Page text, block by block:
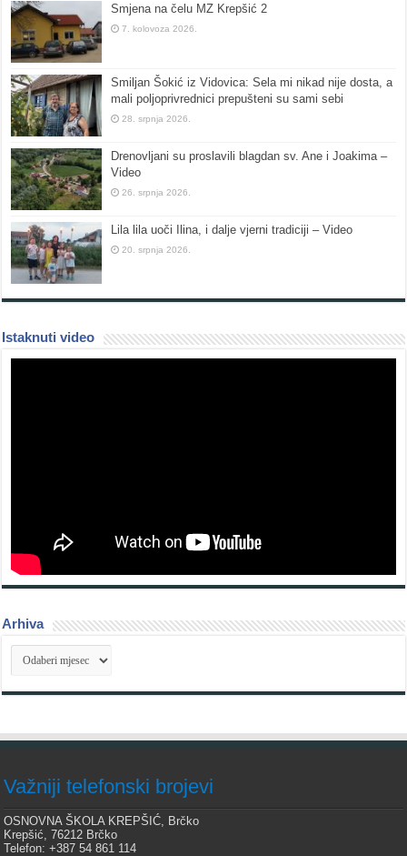
Smjena na čelu MZ Krepšić 2
7. kolovoza 2026.
Smiljan Šokić iz Vidovica: Sela mi nikad nije dosta, a
mali poljoprivrednici prepušteni su sami sebi
28. srpnja 2026.
Drenovljani su proslavili blagdan sv. Ane i Joakima –
Video
26. srpnja 2026.
Lila lila uoči Ilina, i dalje vjerni tradiciji – Video
20. srpnja 2026.
Istaknuti video
Arhiva
Arhiva
Važniji telefonski brojevi
OSNOVNA ŠKOLA KREPŠIĆ, Brčko
Krepšić, 76212 Brčko
Telefon: +387 54 861 114